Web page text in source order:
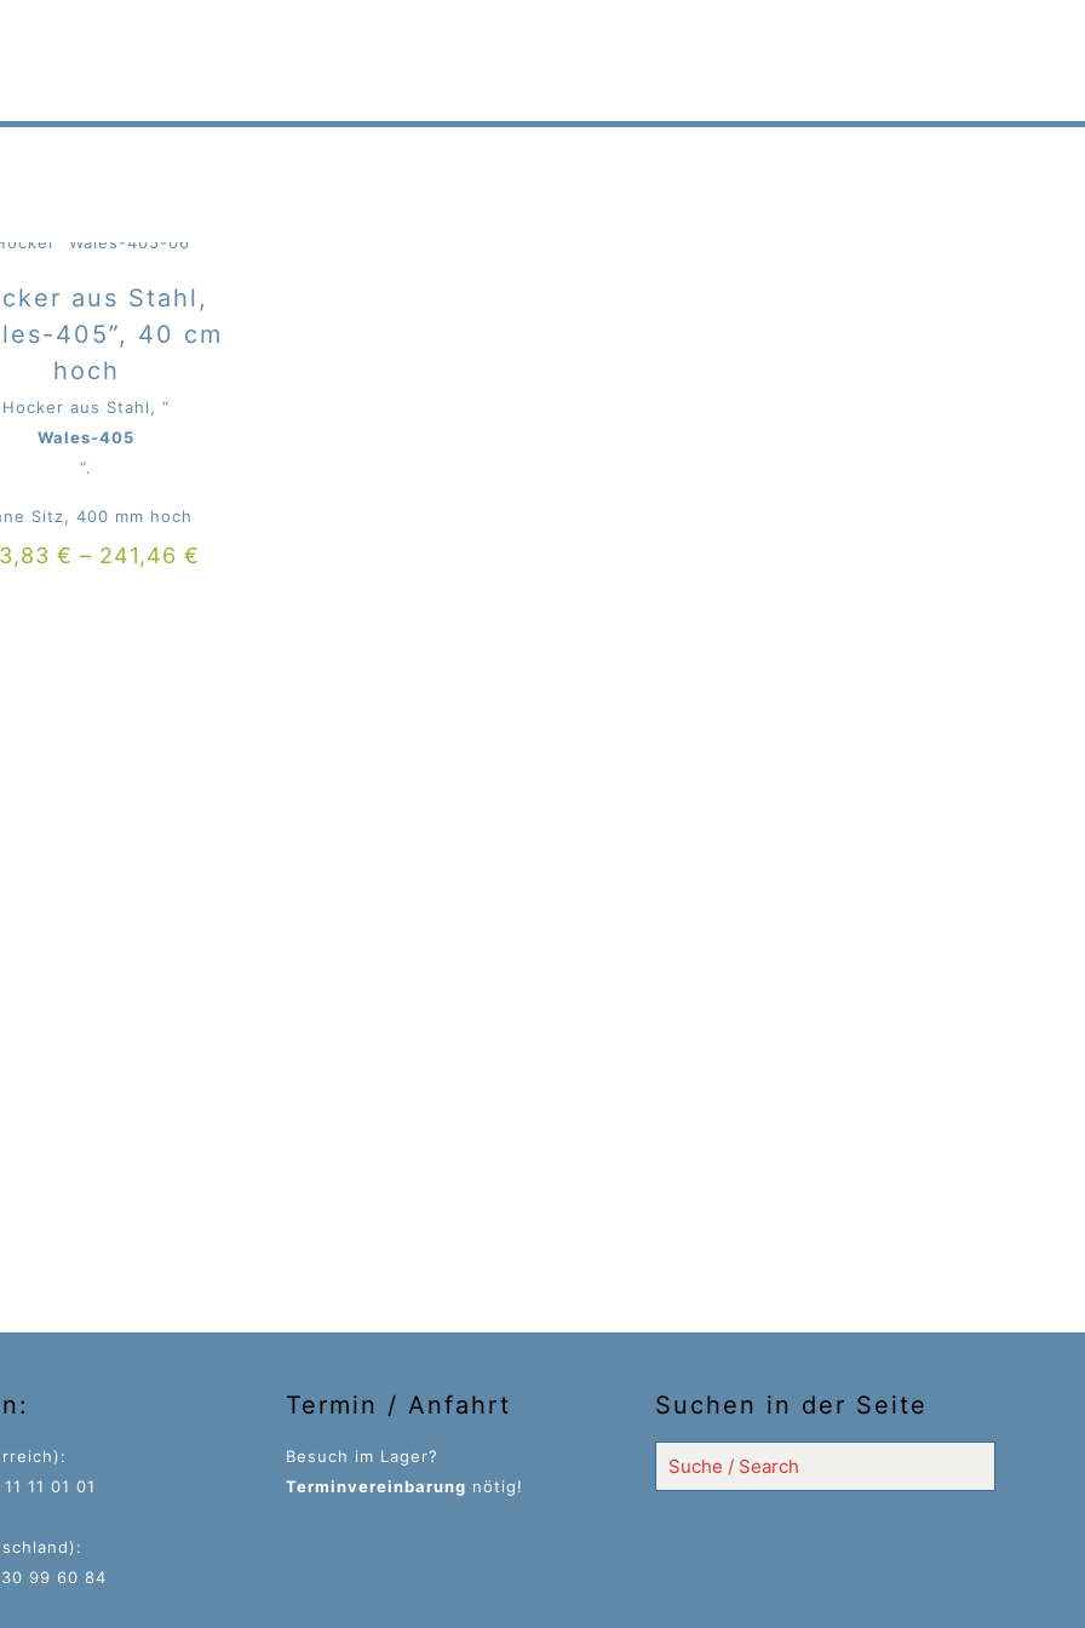
aus Stahl,
405”, 40 cm
hoch
Hocker aus Stahl, “
Wales-405
“.
Sitz, 400 mm hoch
€ – 241,46 €
11 01 01
99 60 84
Termin / Anfahrt
Besuch im Lager?
Terminvereinbarung nötig!
Suchen in der Seite